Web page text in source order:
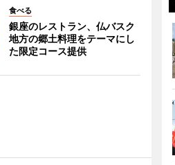
食べる
銀座のレストラン、仏バスク
地方の郷土料理をテーマにし
た限定コース提供